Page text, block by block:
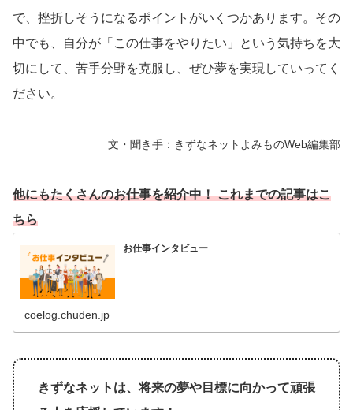
で、挫折しそうになるポイントがいくつかあります。その
中でも、自分が「この仕事をやりたい」という気持ちを大
切にして、苦手分野を克服し、ぜひ夢を実現していってく
ださい。
文・聞き手：きずなネットよみものWeb編集部
他にもたくさんのお仕事を紹介中！ これまでの記事はこ
ちら
お仕事インタビュー
coelog.chuden.jp
きずなネットは、将来の夢や目標に向かって頑張